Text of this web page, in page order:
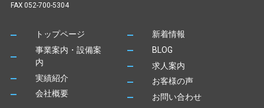
FAX 052-700-5304
トップページ
事業案内・設備案
内
実績紹介
会社概要
新着情報
BLOG
求人案内
お客様の声
お問い合わせ